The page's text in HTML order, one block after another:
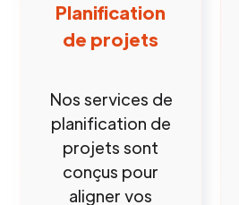
Planification
de projets
Nos services de
planification de
projets sont
conçus pour
aligner vos